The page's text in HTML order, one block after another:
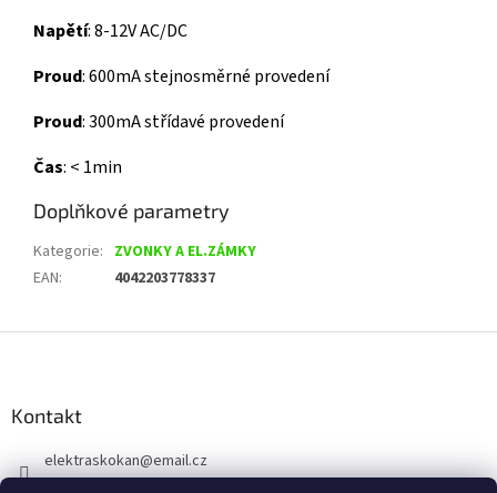
Napětí: 8-12V AC/DC
Proud: 600mA stejnosměrné provedení
Proud: 300mA střídavé provedení
Čas: < 1min
Doplňkové parametry
Kategorie: ZVONKY A EL.ZÁMKY
EAN: 4042203778337
Kontakt
elektraskokan@email.cz